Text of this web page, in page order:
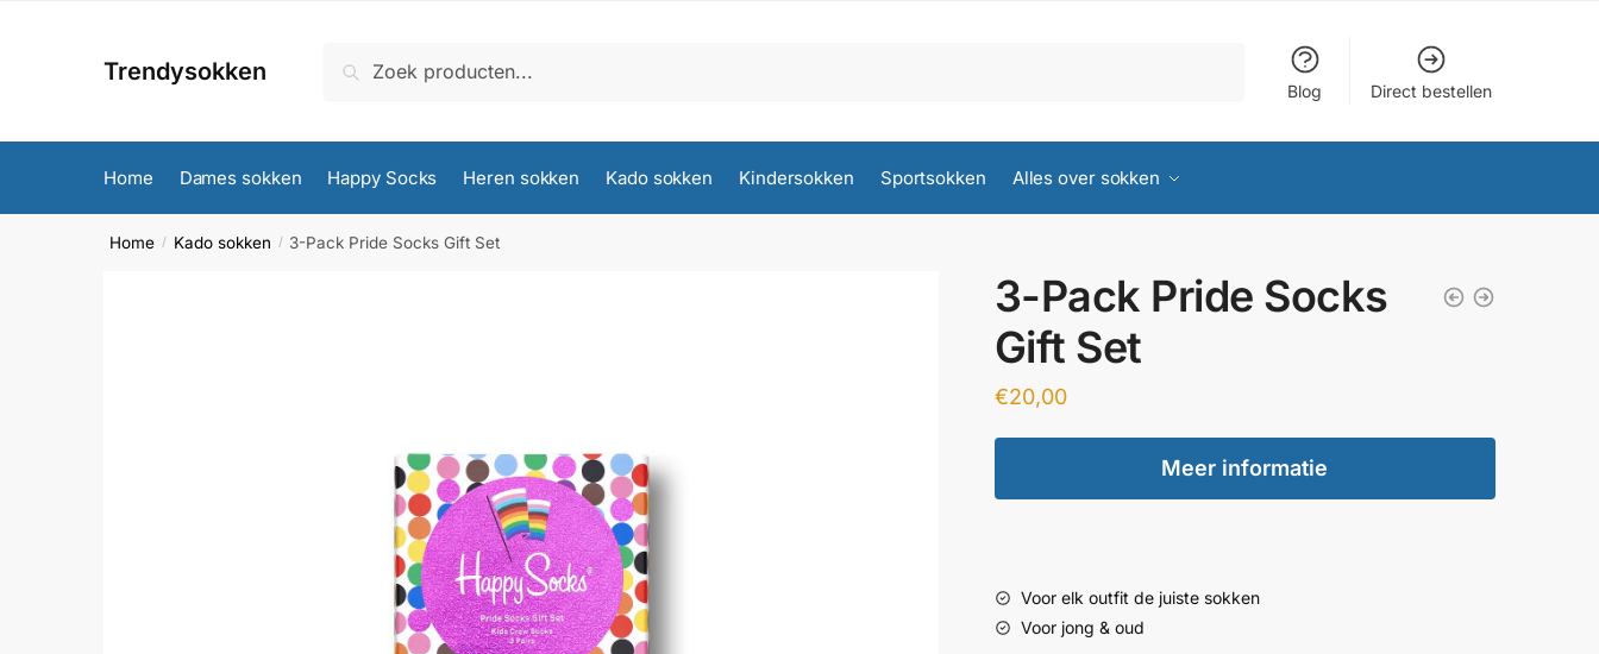
Trendysokken
naar:
Zoeken
Blog Direct bestellen
Home Dames sokken Happy Socks Heren sokken Kado sokken Kindersokken Sportsokken Alles over sokken
Home / Kado sokken / 3-Pack Pride Socks Gift Set
3-Pack Pride Socks
Gift Set
€20,00
Meer informatie
Voor elk outfit de juiste sokken
Voor jong & oud